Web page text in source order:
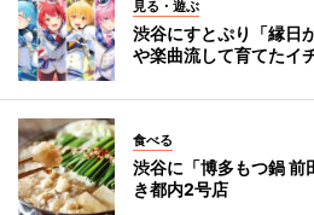
見る・遊ぶ
渋谷にすとぷり「縁日
や楽曲流して育てたイ
食べる
渋谷に「博多もつ鍋
き都内2号店